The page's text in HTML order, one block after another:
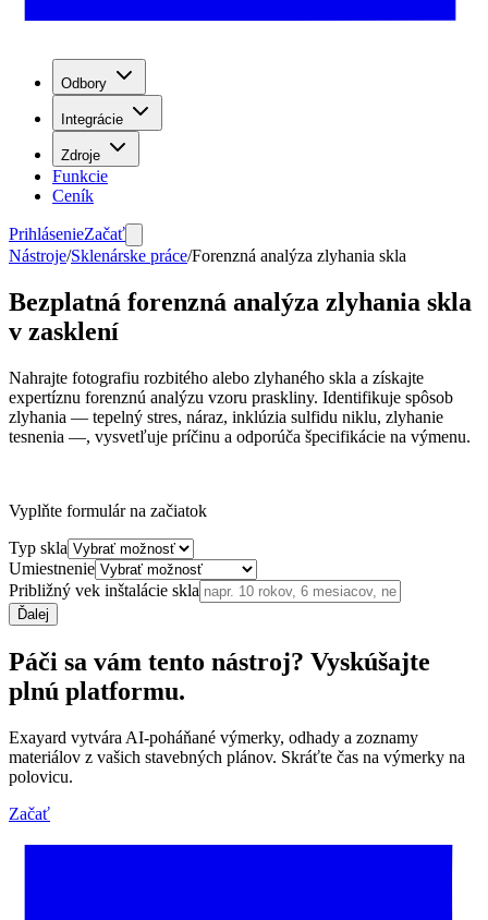
Odbory
Integrácie
Zdroje
Funkcie
Ceník
PrihlásenieZačať
Nástroje/Sklenárske práce/Forenzná analýza zlyhania skla
Bezplatná forenzná analýza zlyhania skla
v zasklení
Nahrajte fotografiu rozbitého alebo zlyhaného skla a získajte
expertíznu forenznú analýzu vzoru praskliny. Identifikuje spôsob
zlyhania — tepelný stres, náraz, inklúzia sulfidu niklu, zlyhanie
tesnenia —, vysvetľuje príčinu a odporúča špecifikácie na výmenu.
Vyplňte formulár na začiatok
Typ skla
Umiestnenie
Približný vek inštalácie skla
Ďalej
Páči sa vám tento nástroj? Vyskúšajte
plnú platformu.
Exayard vytvára AI-poháňané výmerky, odhady a zoznamy
materiálov z vašich stavebných plánov. Skráťte čas na výmerky na
polovicu.
Začať